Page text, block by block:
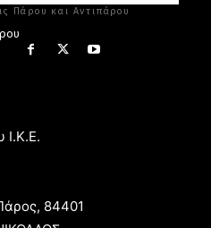
Πάρου και Αντιπάρου
Ι.Κ.Ε.
84401